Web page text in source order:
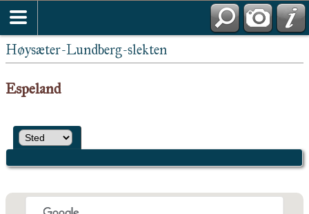
Høysæter-Lundberg-slekten
Espeland